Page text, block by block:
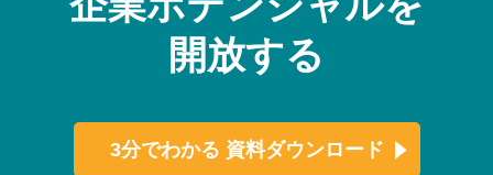
セキュリティ
よくある質問
開放する
3分でわかる 資料ダウンロード